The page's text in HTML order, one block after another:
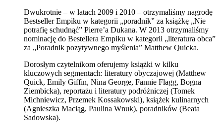
Dwukrotnie – w latach 2009 i 2010 – otrzymaliśmy nagrodę
Bestseller Empiku w kategorii „poradnik” za książkę „Nie
potrafię schudnąć” Pierre’a Dukana. W 2013 otrzymaliśmy
nominację do Bestellera Empiku w kategorii „literatura obca”
za „Poradnik pozytywnego myślenia” Matthew Quicka.
Dorosłym czytelnikom oferujemy książki w kilku
kluczowych segmentach: literatury obyczajowej (Matthew
Quick, Emily Giffin, Nina George, Fannie Flagg, Bogna
Ziembicka), reportażu i literatury podróżniczej (Tomek
Michniewicz, Przemek Kossakowski), książek kulinarnych
(Agnieszka Maciąg, Paulina Wnuk), poradników (Beata
Sadowska).